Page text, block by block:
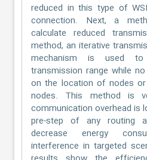
reduced in this type of
connection. Next, a
calculate reduced
method, an iterative
mechanism is used
transmission range while
on the location of nodes
nodes. This method is
communication overhead is
pre-step of any routing
decrease energy
interference in targeted